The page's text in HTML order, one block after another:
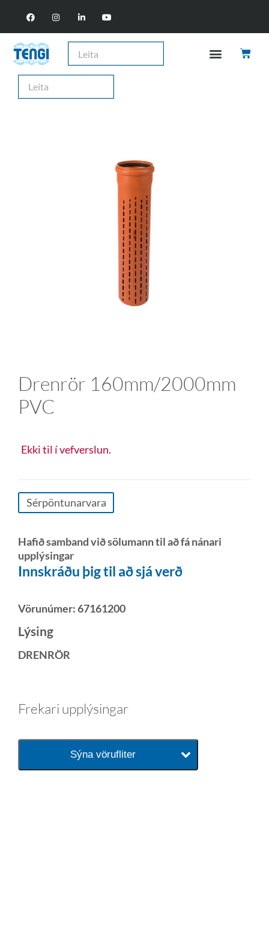
Drenrör 160mm/2000mm
PVC
Ekki til í vefverslun.
Sérpöntunarvara
Hafið samband við sölumann til að fá nánari
upplýsingar
Innskráðu þig til að sjá verð
Vörunúmer:67161200
Lýsing
DRENRÖR
Frekari upplýsingar
Sýna vörufliter